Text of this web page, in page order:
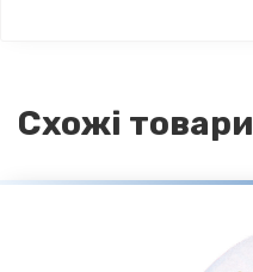
Схожі товари